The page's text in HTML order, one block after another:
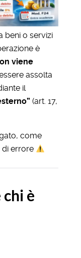
beni o servizi
è
viene
assolta
il
(art. 17,
come
di errore
è